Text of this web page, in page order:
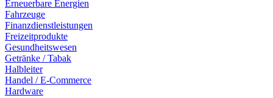
Erneuerbare Energien
Fahrzeuge
Finanzdienstleistungen
Freizeitprodukte
Gesundheitswesen
Getränke / Tabak
Halbleiter
Handel / E-Commerce
Hardware